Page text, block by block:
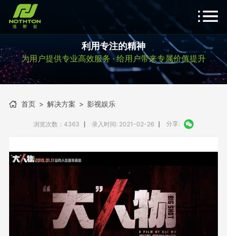
利用专注的精神
为用户提供专业高效服务 · 给用户带来专属价值提升
首页 > 解决方案 > 影视娱乐
浏览次数：4363 录入时间: 2021-02-26 分享: